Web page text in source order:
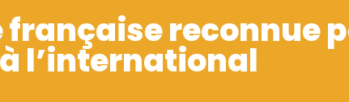
reconnue
l’international